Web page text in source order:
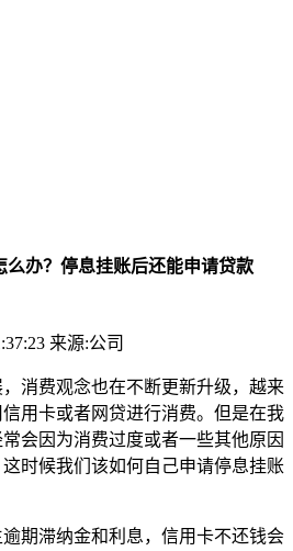
么办？停息挂账后还能申请贷款
来源:公司
消费观念也在不断更新升级，越来
用卡或者网贷进行消费。但是在我
会因为消费过度或者一些其他原因
时候我们该如何自己申请停息挂账
期滞纳金和利息，信用卡不还钱会